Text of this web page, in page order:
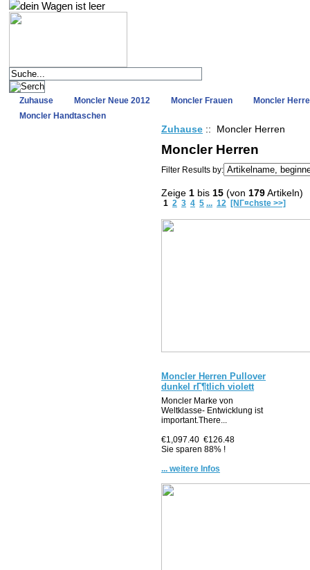
dein Wagen ist leer
Zuhause Moncler Neue 2012 Moncler Frauen
Moncler
Moncler Handtaschen
Zuhause :: Moncler Herren
Moncler Herren
Filter Results by:
Zeige 1 bis 15 (von 179Artikeln)
1 2 3 4 5 ... 12 [NГ¤chste >>]
Moncler Herren Pullover
dunkel rГ¶tlich violett
Moncler Marke von
Weltklasse- Entwicklung ist
important.There...
€1,097.40 €126.48
Sie sparen 88% !
... weitere Infos